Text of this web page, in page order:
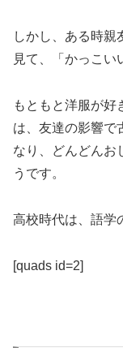
しかし、ある時親
見て、「かっこい
もともと洋服が好
は、友達の影響で
なり、どんどんお
うです。
高校時代は、語学
[quads id=2]